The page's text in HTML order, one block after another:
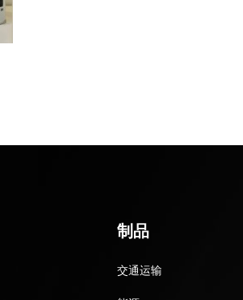
制品
交通运输